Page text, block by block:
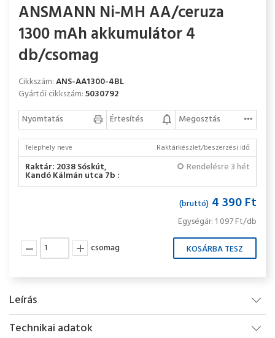
ANSMANN Ni-MH AA/ceruza
1300 mAh akkumulátor 4
db/csomag
Cikkszám:ANS-AA1300-4BL
Gyártói cikkszám:5030792
Nyomtatás
Értesítés Megosztás
Telephely neve Raktárkészlet/beszerzési idő
Raktár: 2038 Sóskút,
Kandó Kálmán utca 7b :
Rendelésre 3 hét
(bruttó) 4 390 Ft
Egységár: 1 097 Ft/db
csomag
Leírás
Technikai adatok